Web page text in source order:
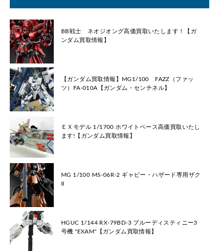
BB戦士 ネオジオング高価買取いたします！【ガ
ンダム買取情報】
【ガンダム買取情報】MG1/100 FAZZ（ファッ
ツ）FA-010A【ガンダム・センチネル】
ＥＸモデル 1/1700 ホワイトベース高価買取いたし
ます!【ガンダム買取情報】
MG 1/100 MS-06R-2 ギャビー・ハザード専用ザク
II
HGUC 1/144 RX-79BD-3 ブルーディスティニー3
号機 "EXAM"【ガンダム買取情報】